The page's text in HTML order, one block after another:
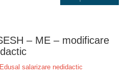
– ME – modificare
salarizare nedidactic